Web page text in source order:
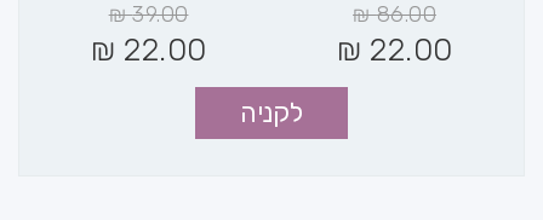
86.00
₪
22.00
₪
39.00
₪
22.00
₪
לקניה